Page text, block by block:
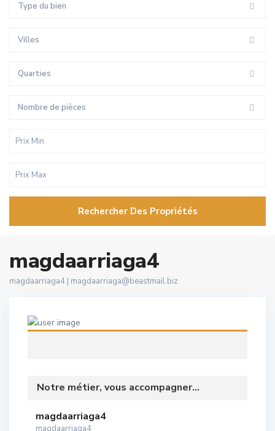
Type du bien
Villes
Quarties
Nombre de pièces
Rechercher Des Propriétés
magdaarriaga4
magdaarriaga4 | magdaarriaga@beastmail.biz
Notre métier, vous accompagner...
magdaarriaga4
magdaarriaga4